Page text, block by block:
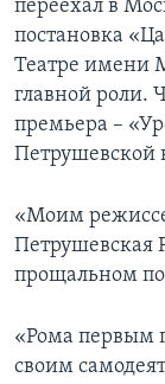
переехал в
постановка
Театре имени
главной роли.
премьера –
Петрушевской
«Моим
Петрушевская
прощальном
«Рома первым
своим